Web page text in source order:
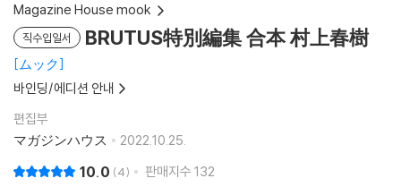
Magazine House mook
직수입일서 BRUTUS特別編集 合本 村上春樹
ムック
바인딩/에디션 안내
편집부
マガジンハウス
2022.10.25.
10.0 4 판매지수 132